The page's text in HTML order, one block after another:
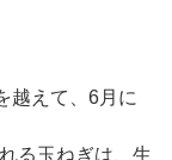
越えて、6月に
る玉ねぎは、生